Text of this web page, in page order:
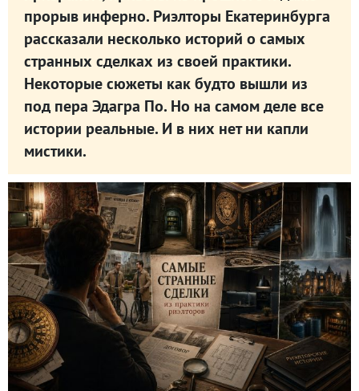
прорыв инферно. Риэлторы Екатеринбурга
рассказали несколько историй о самых
странных сделках из своей практики.
Некоторые сюжеты как будто вышли из
под пера Эдагра По. Но на самом деле все
истории реальные. И в них нет ни капли
мистики.